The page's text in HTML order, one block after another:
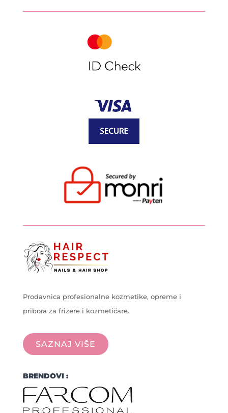
Prodavnica profesionalne kozmetike, opreme i
pribora za frizere i kozmetičare.
SAZNAJ VIŠE
BRENDOVI :